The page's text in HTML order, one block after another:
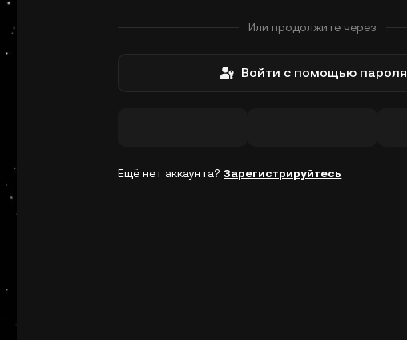
Или продолжите через
Войти с помощью пароля
Ещё нет аккаунта?Зарегистрируйтесь